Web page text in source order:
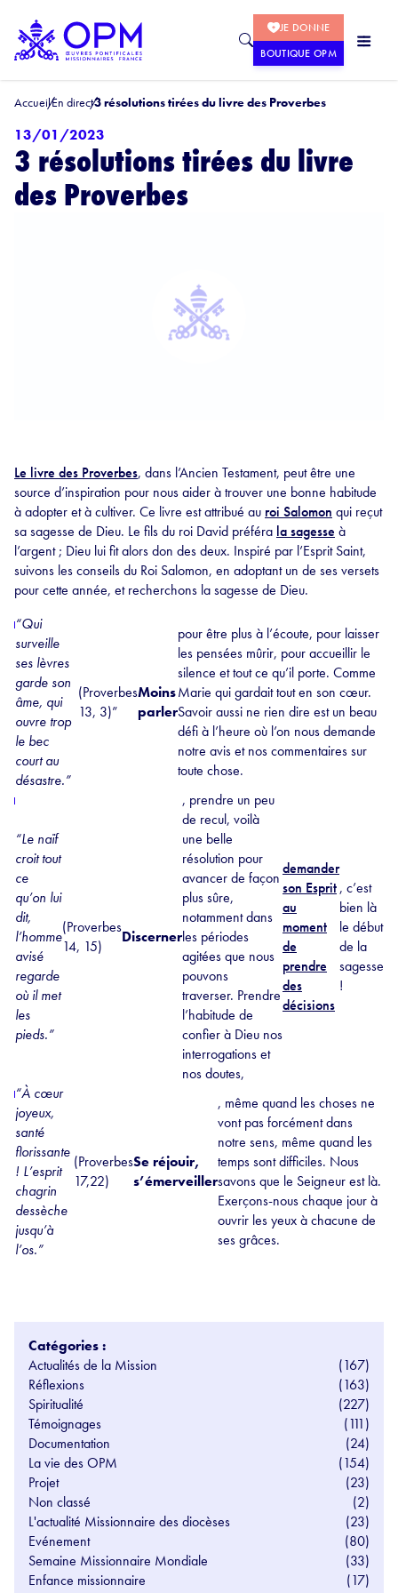
JE DONNE
BOUTIQUE OPM
AccueilEn direct3 résolutions tirées du livre des Proverbes
13/01/2023
3 résolutions tirées du livre
des Proverbes
Le livre des Proverbes, dans l’Ancien Testament, peut être une
source d’inspiration pour nous aider à trouver une bonne habitude
à adopter et à cultiver. Ce livre est attribué au roi Salomon qui reçut
sa sagesse de Dieu. Le fils du roi David préféra la sagesse à
l’argent ; Dieu lui fit alors don des deux. Inspiré par l’Esprit Saint,
suivons les conseils du Roi Salomon, en adoptant un de ses versets
pour cette année, et recherchons la sagesse de Dieu.
“Qui
surveille
ses lèvres
garde son
âme, qui
ouvre trop
le bec
court au
désastre.”
(Proverbes
13, 3)”
Moins
parler
pour être plus à l’écoute, pour laisser
les pensées mûrir, pour accueillir le
silence et tout ce qu’il porte. Comme
Marie qui gardait tout en son cœur.
Savoir aussi ne rien dire est un beau
défi à l’heure où l’on nous demande
notre avis et nos commentaires sur
toute chose.
“Le naïf
croit tout
ce
qu’on lui
dit,
l’homme
avisé
regarde
où il met
les
pieds.”
(Proverbes
14, 15)
Discerner
, prendre un peu
de recul, voilà
une belle
résolution pour
avancer de façon
plus sûre,
notamment dans
les périodes
agitées que nous
pouvons
traverser. Prendre
l’habitude de
confier à Dieu nos
interrogations et
nos doutes,
demander
son Esprit
au
moment
de
prendre
des
décisions
, c’est
bien là
le début
de la
sagesse
!
“À cœur
joyeux,
santé
florissante
! L’esprit
chagrin
dessèche
jusqu’à
l’os.”
(Proverbes
17,22)
Se réjouir,
s’émerveiller
, même quand les choses ne
vont pas forcément dans
notre sens, même quand les
temps sont difficiles. Nous
savons que le Seigneur est là.
Exerçons-nous chaque jour à
ouvrir les yeux à chacune de
ses grâces.
Catégories :
Actualités de la Mission
(167)
Réflexions
(163)
Spiritualité
(227)
Témoignages
(111)
Documentation
(24)
La vie des OPM
(154)
Projet
(23)
Non classé
(2)
L'actualité Missionnaire des diocèses
(23)
Evénement
(80)
Semaine Missionnaire Mondiale
(33)
Enfance missionnaire
(17)